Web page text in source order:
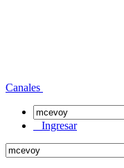
Canales
Ingresar